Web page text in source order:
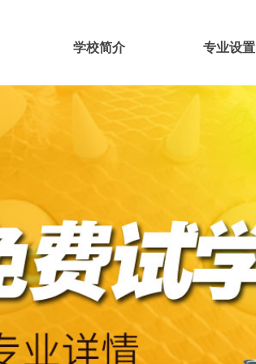
学校简介 专业设置